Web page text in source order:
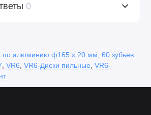
0
по алюминию ф165 х 20 мм 60 зубьев
VR6 VR6-Диски пильные VR6-